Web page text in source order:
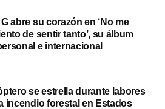
abre su corazón en ‘No me
de sentir tanto’, su álbum
e internacional
se estrella durante labores
incendio forestal en Estados